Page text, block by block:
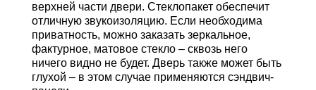
верхней части двери. Стеклопакет обеспечит
отличную звукоизоляцию. Если необходима
приватность, можно заказать зеркальное,
фактурное, матовое стекло – сквозь него
ничего видно не будет. Дверь также может быть
глухой – в этом случае применяются сэндвич-